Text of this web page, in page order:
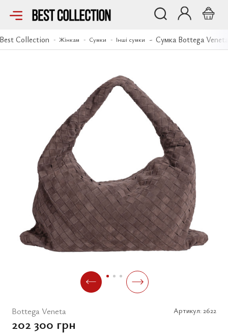
Best Collection Жінкам Сумки Інші сумки Сумка Bottega Veneta
Сумка Bottega Veneta
Bottega Veneta Артикул: 2622
202 300 грн